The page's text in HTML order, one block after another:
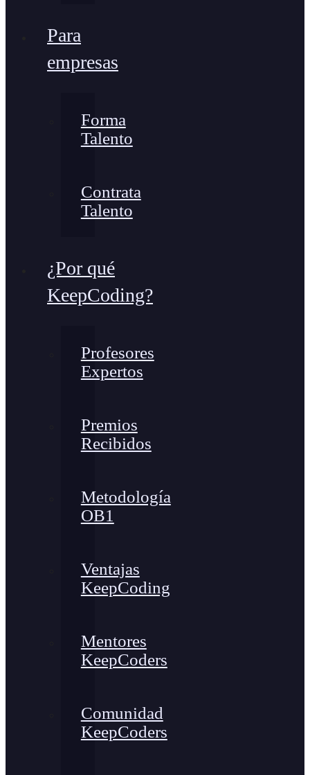
Para
empresas
Forma
Talento
Contrata
Talento
¿Por qué
KeepCoding?
Profesores
Expertos
Premios
Recibidos
Metodología
OB1
Ventajas
KeepCoding
Mentores
KeepCoders
Comunidad
KeepCoders